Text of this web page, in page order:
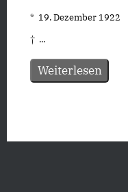
* 19. Dezember 1922
† ...
Weiterlesen